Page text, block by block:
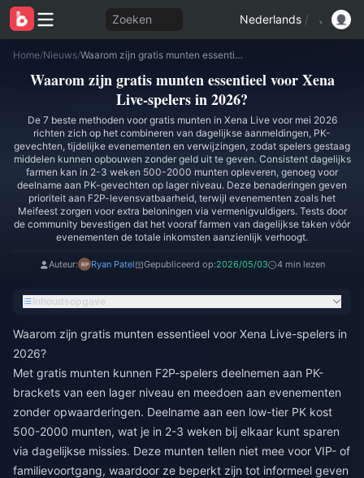
Zoeken Nederlands /
Home/Nieuws/ Waarom zijn gratis munten essentieel voor Xena Live-spelers in 2026?
Waarom zijn gratis munten essentieel voor Xena
Live-spelers in 2026?
De 7 beste methoden voor gratis munten in Xena Live voor mei 2026
richten zich op het combineren van dagelijkse aanmeldingen, PK-
gevechten, tijdelijke evenementen en verwijzingen, zodat spelers gestaag
middelen kunnen opbouwen zonder geld uit te geven. Consistent dagelijks
farmen kan in 2-3 weken 500-2000 munten opleveren, genoeg voor
deelname aan PK-gevechten op lager niveau. Deze benaderingen geven
prioriteit aan F2P-levensvatbaarheid, terwijl evenementen zoals het
Meifeest zorgen voor extra beloningen via vermenigvuldigers. Tests door
de community bevestigen dat het vooraf farmen van dagelijkse taken vóór
evenementen de totale inkomsten aanzienlijk verhoogt.
Auteur: Ryan Patel Gepubliceerd op:2026/05/03 4 min lezen
Inhoudsopgave
Waarom zijn gratis munten essentieel voor Xena Live-spelers in
2026?
Met gratis munten kunnen F2P-spelers deelnemen aan PK-
brackets van een lager niveau en meedoen aan evenementen
zonder opwaarderingen. Deelname aan een low-tier PK kost
500-2000 munten, wat je in 2-3 weken bij elkaar kunt sparen
via dagelijkse missies. Deze munten tellen niet mee voor VIP- of
familievoortgang, waardoor ze beperkt zijn tot informeel geven